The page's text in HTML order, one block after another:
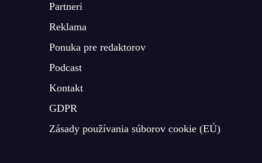
Partneri
Reklama
Ponuka pre redaktorov
Podcast
Kontakt
GDPR
Zásady používania súborov cookie (EÚ)